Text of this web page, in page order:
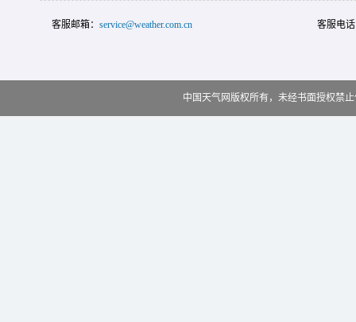
客服邮箱： service@weather.com.cn 客服电
中国天气网版权所有，未经书面授权